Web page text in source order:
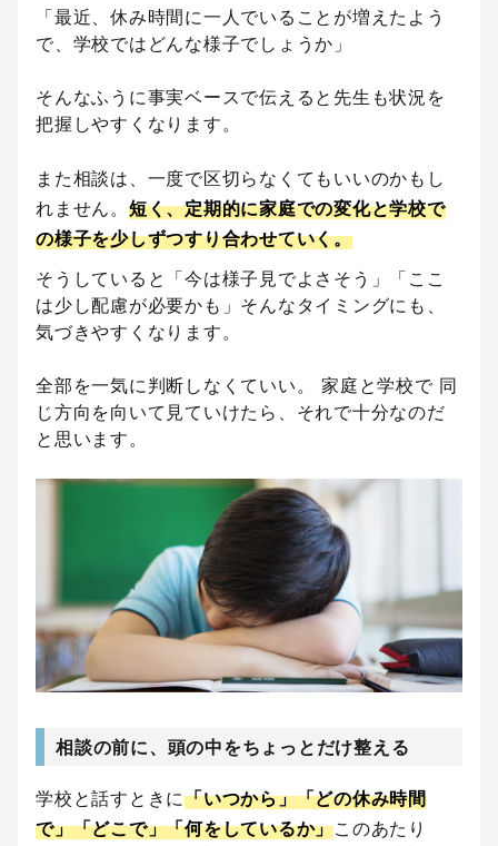
「最近、休み時間に一人でいることが増えたよう
で、学校ではどんな様子でしょうか」
そんなふうに事実ベースで伝えると先生も状況を
把握しやすくなります。
また相談は、一度で区切らなくてもいいのかもし
れません。 短く、定期的に家庭での変化と学校で
の様子を少しずつすり合わせていく。
そうしていると「今は様子見でよさそう」「ここ
は少し配慮が必要かも」そんなタイミングにも、
気づきやすくなります。
全部を一気に判断しなくていい。 家庭と学校で 同
じ方向を向いて見ていけたら、それで十分なのだ
と思います。
相談の前に、頭の中をちょっとだけ整える
学校と話すときに「いつから」「どの休み時間
で」「どこで」「何をしているか」このあたり